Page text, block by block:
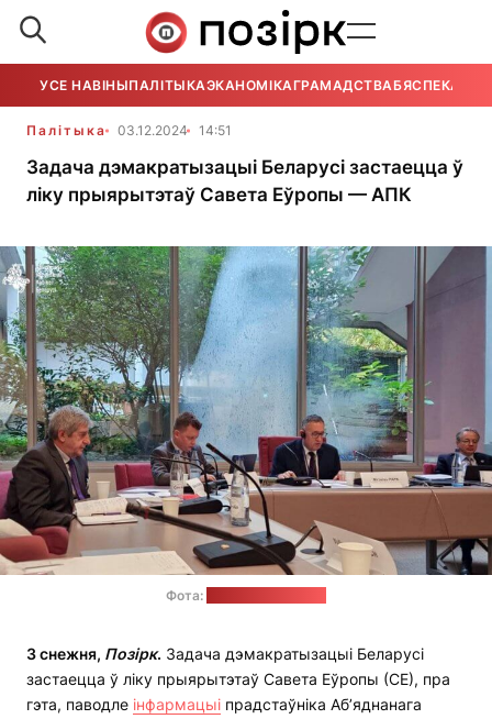
УСЕ НАВІНЫПАЛІТЫКАЭКАНОМІКАГРАМАДСТВАБЯСПЕКА
Палітыка 03.12.2024 14:51
Задача дэмакратызацыі Беларусі застаецца ў
ліку прыярытэтаў Савета Еўропы — АПК
Фота:
3 снежня, Позірк. Задача дэмакратызацыі Беларусі
застаецца ў ліку прыярытэтаў Савета Еўропы (СЕ), пра
гэта, паводле інфармацыі прадстаўніка Аб’яднанага